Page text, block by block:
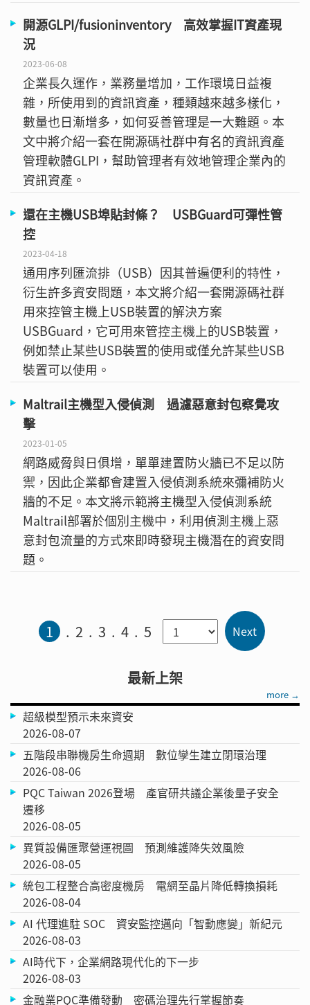
開源GLPI/fusioninventory 高效掌握IT資產現
況
2023-06-08
企業長久運作，業務量增加，工作環境日益複
雜，所使用到的資訊資產，種類越來越多樣化，
數量也日漸增多，如何妥善管理是一大難題。本
文中將介紹一套在開源碼社群中有名的資訊資產
管理軟體GLPI，幫助管理者有效地管理企業內的
資訊資產。
還在主機USB埠貼封條？ USBGuard可彈性管
控
2023-04-18
通用序列匯流排（USB）因其普遍便利的特性，
衍生許多資安問題，本文將介紹一套開源碼社群
用來控管主機上USB裝置的解決方案
USBGuard，它可用來管控主機上的USB裝置，
例如禁止某些USB裝置的使用或僅允許某些USB
裝置可以使用。
Maltrail主機型入侵偵測 過濾惡意封包察覺攻
擊
2023-01-05
網路威脅與日俱增，單單建置防火牆已不足以防
禦，因此企業都會建置入侵偵測系統來彌補防火
牆的不足。本文將示範將主機型入侵偵測系統
Maltrail部署於個別主機中，利用偵測主機上惡
意封包流量的方式來即時發現主機潛在的資安問
題。
1 2 3 4 5
最新上架
more →
超級模型預示未來資安
2026-08-07
五階段串聯機房生命週期 數位孿生建立閉環治理
2026-08-06
PQC Taiwan 2026登場 產官研共議企業後量子安全
遷移
2026-08-05
異質設備匯聚營運視圖 預測維護降失效風險
2026-08-05
統包工程整合高密度機房 電網至晶片降低轉換損耗
2026-08-04
AI 代理進駐 SOC 資安監控邁向「智動應變」新紀元
2026-08-03
AI時代下，企業網路現代化的下一步
2026-08-03
金融業PQC準備發動 密碼治理先行掌握節奏